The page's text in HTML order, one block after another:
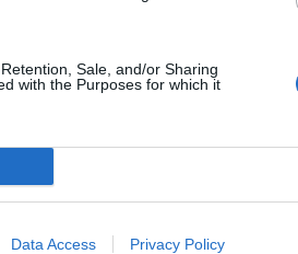
Sale, and/or Sharing
with the Purposes for which it
Data Access Privacy Policy